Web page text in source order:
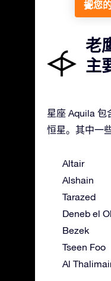
把您
老
主
星座 Aquila 包
恒星。其中一
Altair
Alshain
Tarazed
Deneb el
Bezek
Tseen Foo
Al